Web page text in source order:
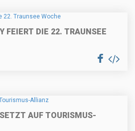
FEIERT DIE 22. TRAUNSEE
AUF TOURISMUS-